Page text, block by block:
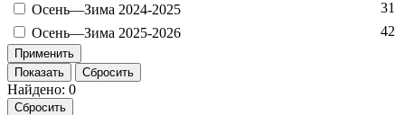
Осень—Зи­ма 2024-2025
31
Осень—Зи­ма 2025-2026
42
Показать Сбросить
Найдено: 0
Сбросить